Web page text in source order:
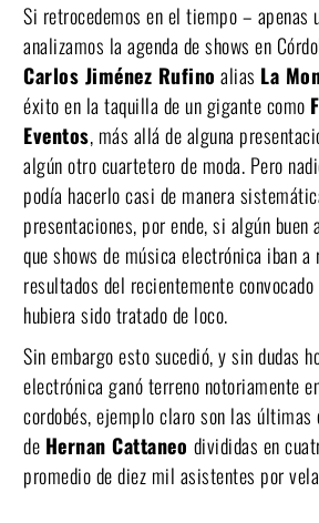
Si retrocedemos en el tiempo – apenas
analizamos la agenda de shows en
Carlos Jiménez Rufino alias La
éxito en la taquilla de un gigante como
Eventos, más allá de alguna
algún otro cuartetero de moda. Pero
podía hacerlo casi de manera
presentaciones, por ende, si algún buen
que shows de música electrónica iban
resultados del recientemente
hubiera sido tratado de loco.
Sin embargo esto sucedió, y sin dudas
electrónica ganó terreno notoriamente
cordobés, ejemplo claro son las últimas
de Hernan Cattaneo divididas en
promedio de diez mil asistentes por